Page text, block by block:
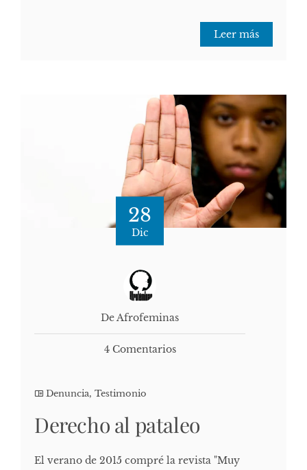
Leer más
28
Dic
De Afrofeminas
4 Comentarios
Denuncia, Testimonio
Derecho al pataleo
El verano de 2015 compré la revista "Muy